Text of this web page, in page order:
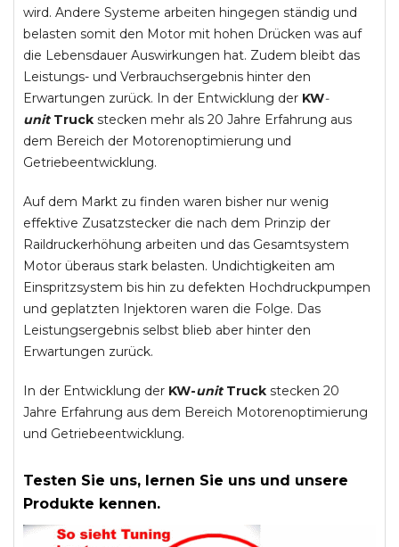
wird. Andere Systeme arbeiten hingegen ständig und
belasten somit den Motor mit hohen Drücken was auf
die Lebensdauer Auswirkungen hat. Zudem bleibt das
Leistungs- und Verbrauchsergebnis hinter den
Erwartungen zurück. In der Entwicklung der KW-
unit Truck stecken mehr als 20 Jahre Erfahrung aus
dem Bereich der Motorenoptimierung und
Getriebeentwicklung.
Auf dem Markt zu finden waren bisher nur wenig
effektive Zusatzstecker die nach dem Prinzip der
Raildruckerhöhung arbeiten und das Gesamtsystem
Motor überaus stark belasten. Undichtigkeiten am
Einspritzsystem bis hin zu defekten Hochdruckpumpen
und geplatzten Injektoren waren die Folge. Das
Leistungsergebnis selbst blieb aber hinter den
Erwartungen zurück.
In der Entwicklung der KW-unitTruck stecken 20
Jahre Erfahrung aus dem Bereich Motorenoptimierung
und Getriebeentwicklung.
Testen Sie uns, lernen Sie uns und unsere
Produkte kennen.